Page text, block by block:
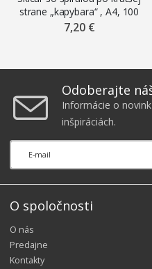
strane „kapybara“ , A4, 100
g/m², 45 listov, mix motívov
7,20 €
Odoberajte
Informácie o
inšpiráciách.
O spoločnosti
O nás
Predajne
Kontakty